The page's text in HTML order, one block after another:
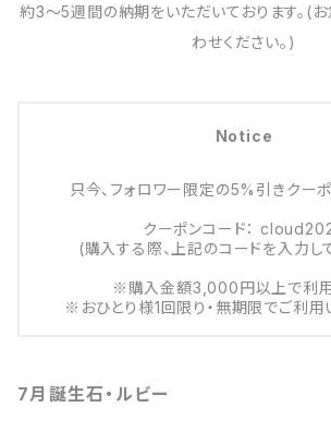
約3～5週間の納期をいただいております。(
わせください。)
Notice
只今、フォロワー限定の5%引きクー
クーポンコード：
(購入する際、上記のコードを入力し
※購入金額3,000円以上で利用
※おひとり様1回限り・無期限でご利用
7月誕生石・ルビー